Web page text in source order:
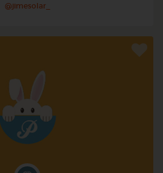
@jimesolar_